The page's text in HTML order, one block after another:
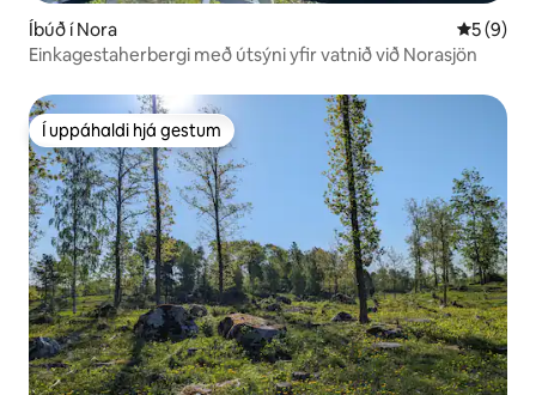
Íbúð í Nora 5 af 5 í
5 (9)
Einkagestaherbergi með útsýni yfir vatnið við Norasjön
Í uppáhaldi hjá gestum
Í uppáhaldi hjá gestum